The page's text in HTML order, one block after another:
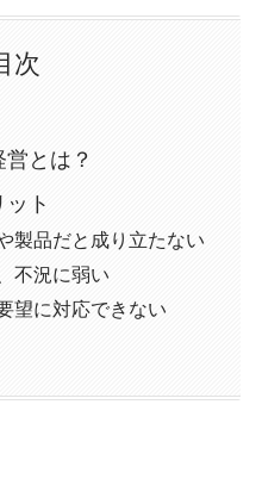
次
とは？
ト
製品だと成り立たない
不況に弱い
望に対応できない